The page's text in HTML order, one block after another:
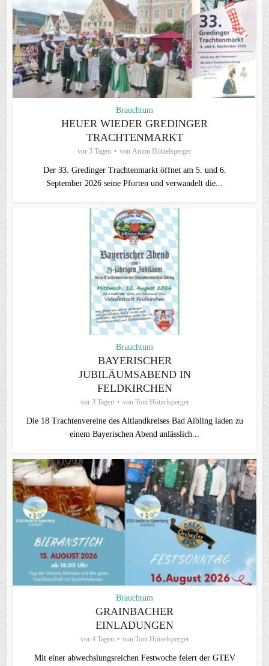
Brauchtum
HEUER WIEDER GREDINGER
TRACHTENMARKT
vor 3 Tagen von Anton Hötzelsperger
Der 33. Gredinger Trachtenmarkt öffnet am 5. und 6.
September 2026 seine Pforten und verwandelt die...
Brauchtum
BAYERISCHER
JUBILÄUMSABEND IN
FELDKIRCHEN
vor 3 Tagen von Toni Hötzelsperger
Die 18 Trachtenvereine des Altlandkreises Bad Aibling laden zu
einem Bayerischen Abend anlässlich...
Brauchtum
GRAINBACHER
EINLADUNGEN
vor 4 Tagen von Toni Hötzelsperger
Mit einer abwechslungsreichen Festwoche feiert der GTEV